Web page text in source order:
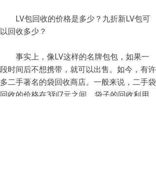
LV包回收的价格是多少？九折新LV包可
以回收多少？
事实上，像LV这样的名牌包包，如果一
段时间后不想携带，就可以出售。如今，有许
多二手著名的袋回收商店。一般来说，二手袋
回收的价格在3到7元之间。袋子的回收利用